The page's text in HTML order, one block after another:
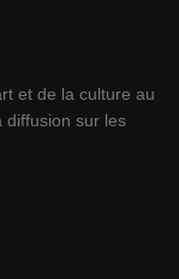
et de la culture au
diffusion sur les